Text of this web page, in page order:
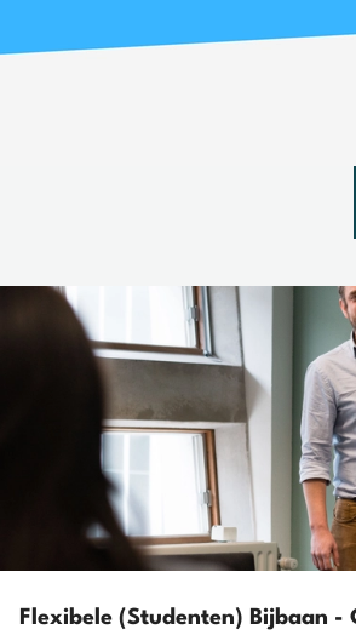
Flexibele (Studenten) Bijbaan -